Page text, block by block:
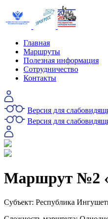
Главная
Маршруты
Полезная информация
Сотрудничество
Контакты
Версия для
Версия для
Маршрут №2
Субъект: Республика